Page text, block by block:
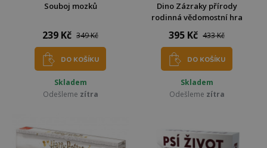
Souboj mozků
239 Kč 349 Kč
DO KOŠÍKU
Skladem
Odešleme zítra
Dino Zázraky přírody
rodinná vědomostní hra
395 Kč 433 Kč
DO KOŠÍKU
Skladem
Odešleme zítra